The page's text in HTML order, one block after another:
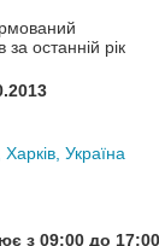
за останній рік
Україна
з 09:00 до 17:00